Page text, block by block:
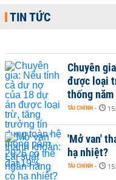
TIN TỨC
Chuyên
được loại
thống
TÀI CHÍNH -
'Mở van'
hạ nhiệt?
TÀI CHÍNH -